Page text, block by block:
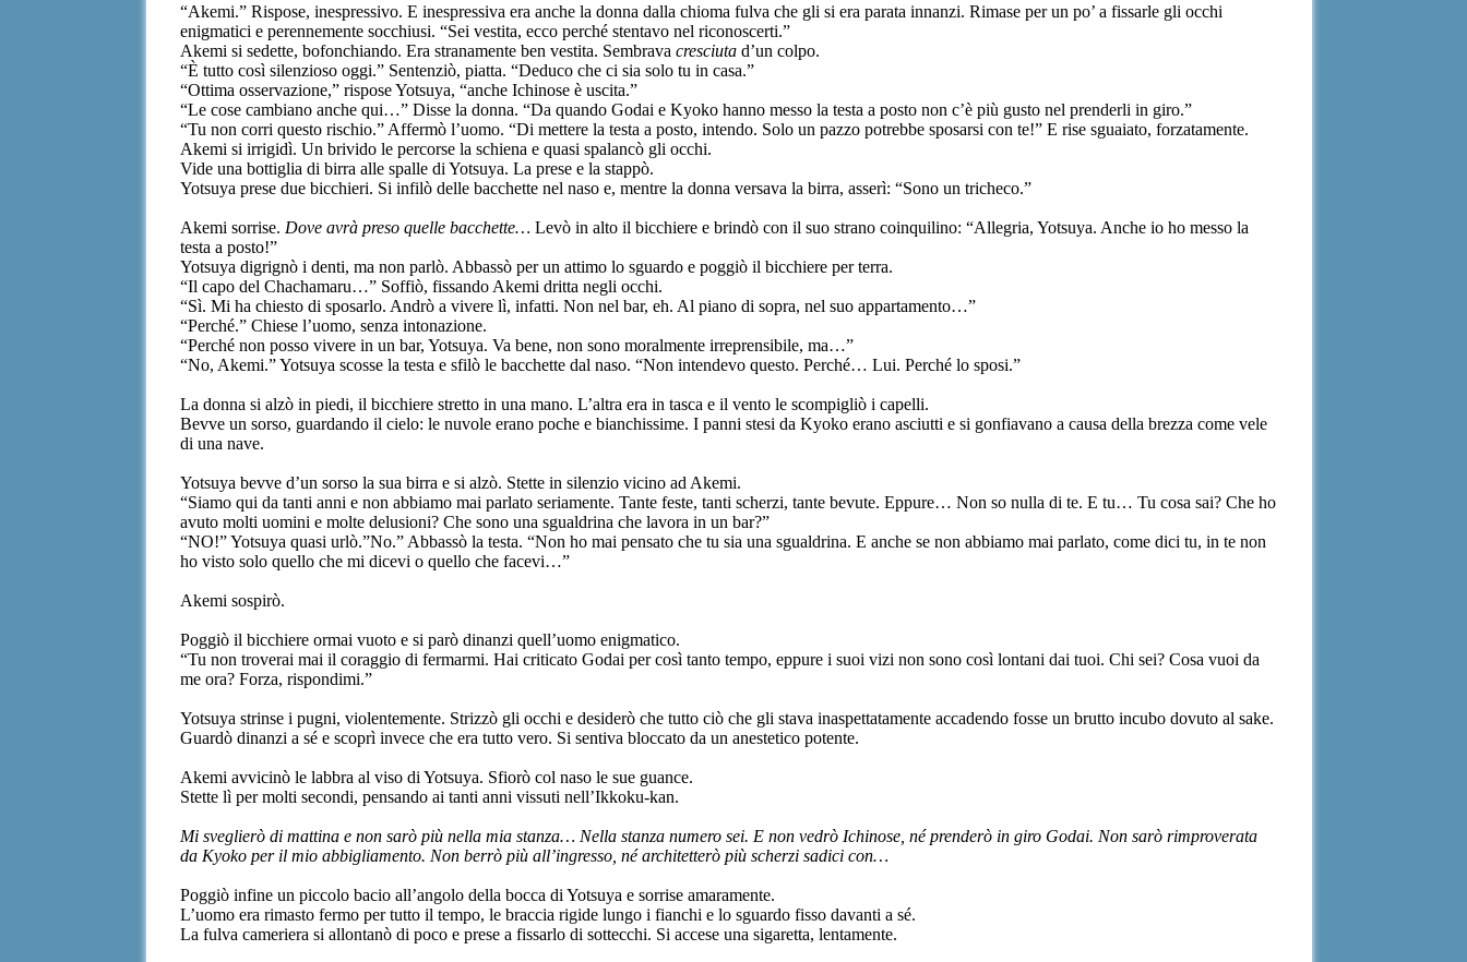
“Akemi.” Rispose, inespressivo. E inespressiva era anche la donna dalla chioma fulva che gli si era parata innanzi. Rimase per un po’ a fissarle gli occhi
enigmatici e perennemente socchiusi. “Sei vestita, ecco perché stentavo nel riconoscerti.”
Akemi si sedette, bofonchiando. Era stranamente ben vestita. Sembravacresciuta d’un colpo.
“È tutto così silenzioso oggi.” Sentenziò, piatta. “Deduco che ci sia solo tu in casa.”
“Ottima osservazione,” rispose Yotsuya, “anche Ichinose è uscita.”
“Le cose cambiano anche qui…” Disse la donna. “Da quando Godai e Kyoko hanno messo la testa a posto non c’è più gusto nel prenderli in giro.”
“Tu non corri questo rischio.” Affermò l’uomo. “Di mettere la testa a posto, intendo. Solo un pazzo potrebbe sposarsi con te!” E rise sguaiato, forzatamente.
Akemi si irrigidì. Un brivido le percorse la schiena e quasi spalancò gli occhi.
Vide una bottiglia di birra alle spalle di Yotsuya. La prese e la stappò.
Yotsuya prese due bicchieri. Si infilò delle bacchette nel naso e, mentre la donna versava la birra, asserì: “Sono un tricheco.”
Akemi sorrise. Dove avrà preso quelle bacchette… Levò in alto il bicchiere e brindò con il suo strano coinquilino: “Allegria, Yotsuya. Anche io ho messo la
testa a posto!”
Yotsuya digrignò i denti, ma non parlò. Abbassò per un attimo lo sguardo e poggiò il bicchiere per terra.
“Il capo del Chachamaru…” Soffiò, fissando Akemi dritta negli occhi.
“Sì. Mi ha chiesto di sposarlo. Andrò a vivere lì, infatti. Non nel bar, eh. Al piano di sopra, nel suo appartamento…”
“Perché.” Chiese l’uomo, senza intonazione.
“Perché non posso vivere in un bar, Yotsuya. Va bene, non sono moralmente irreprensibile, ma…”
“No, Akemi.” Yotsuya scosse la testa e sfilò le bacchette dal naso. “Non intendevo questo. Perché… Lui. Perché lo sposi.”
La donna si alzò in piedi, il bicchiere stretto in una mano. L’altra era in tasca e il vento le scompigliò i capelli.
Bevve un sorso, guardando il cielo: le nuvole erano poche e bianchissime. I panni stesi da Kyoko erano asciutti e si gonfiavano a causa della brezza come vele
di una nave.
Yotsuya bevve d’un sorso la sua birra e si alzò. Stette in silenzio vicino ad Akemi.
“Siamo qui da tanti anni e non abbiamo mai parlato seriamente. Tante feste, tanti scherzi, tante bevute. Eppure… Non so nulla di te. E tu… Tu cosa sai? Che ho
avuto molti uomini e molte delusioni? Che sono una sgualdrina che lavora in un bar?”
“NO!” Yotsuya quasi urlò.”No.” Abbassò la testa. “Non ho mai pensato che tu sia una sgualdrina. E anche se non abbiamo mai parlato, come dici tu, in te non
ho visto solo quello che mi dicevi o quello che facevi…”
Akemi sospirò.
Poggiò il bicchiere ormai vuoto e si parò dinanzi quell’uomo enigmatico.
“Tu non troverai mai il coraggio di fermarmi. Hai criticato Godai per così tanto tempo, eppure i suoi vizi non sono così lontani dai tuoi. Chi sei? Cosa vuoi da
me ora? Forza, rispondimi.”
Yotsuya strinse i pugni, violentemente. Strizzò gli occhi e desiderò che tutto ciò che gli stava inaspettatamente accadendo fosse un brutto incubo dovuto al sake.
Guardò dinanzi a sé e scoprì invece che era tutto vero. Si sentiva bloccato da un anestetico potente.
Akemi avvicinò le labbra al viso di Yotsuya. Sfiorò col naso le sue guance.
Stette lì per molti secondi, pensando ai tanti anni vissuti nell’Ikkoku-kan.
Mi sveglierò di mattina e non sarò più nella mia stanza… Nella stanza numero sei. E non vedrò Ichinose, né prenderò in giro Godai. Non sarò rimproverata
da Kyoko per il mio abbigliamento. Non berrò più all’ingresso, né architetterò più scherzi sadici con…
Poggiò infine un piccolo bacio all’angolo della bocca di Yotsuya e sorrise amaramente.
L’uomo era rimasto fermo per tutto il tempo, le braccia rigide lungo i fianchi e lo sguardo fisso davanti a sé.
La fulva cameriera si allontanò di poco e prese a fissarlo di sottecchi. Si accese una sigaretta, lentamente.